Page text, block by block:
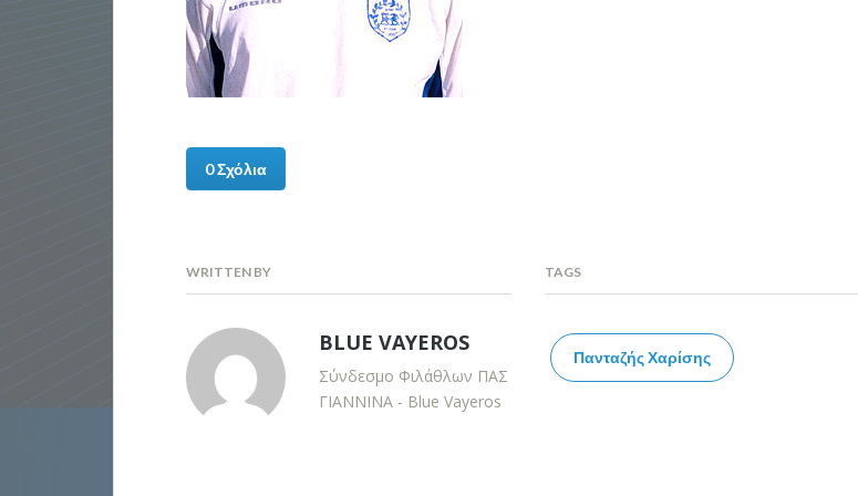
0 Σχόλια
WRITTEN BY
BLUE VAYEROS
Σύνδεσμο Φιλάθλων ΠΑΣ
ΓΙΑΝΝΙΝΑ - Blue Vayeros
TAGS
Πανταζής Χαρίσης